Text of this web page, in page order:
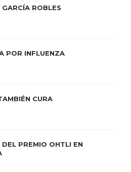
ROBLES
POR INFLUENZA
CURA
DEL PREMIO OHTLI EN